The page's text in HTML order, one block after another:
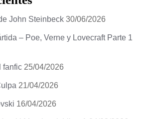
John Steinbeck 30/06/2026
– Poe, Verne y Lovecraft Parte 1
fanfic 25/04/2026
21/04/2026
16/04/2026